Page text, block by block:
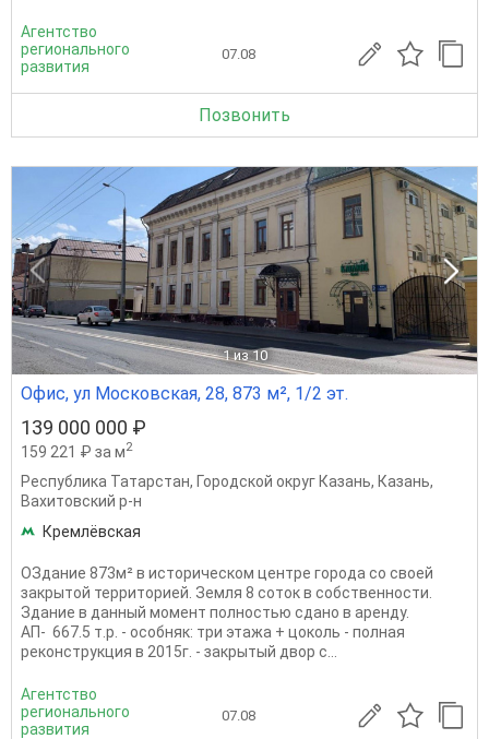
Агентство
регионального
развития
07.08
Позвонить
1 из 10
Офис, ул Московская, 28, 873 м², 1/2 эт.
139 000 000 ₽
159 221 ₽ за м2
Республика Татарстан, Городской округ Казань, Казань,
Вахитовский р-н
Кремлёвская
ОЗдание 873м² в историческом центре города со своей
закрытой территорией. Земля 8 соток в собственности.
Здание в данный момент полностью сдано в аренду.
АП- 667.5 т.р. - особняк: три этажа + цоколь - полная
реконструкция в 2015г. - закрытый двор с...
Агентство
регионального
развития
07.08